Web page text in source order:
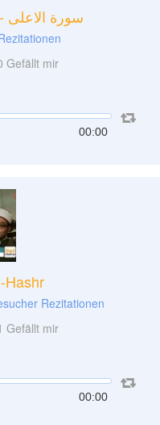
سورة
Gefällt mir
00:00
Hashr
Rezitationen
Gefällt mir
00:00